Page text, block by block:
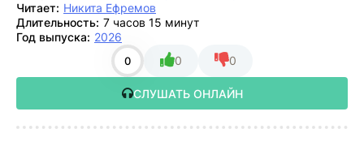
Читает: Никита Ефремов
Длительность: 7 часов 15 минут
Год выпуска: 2026
0 0 0
СЛУШАТЬ ОНЛАЙН